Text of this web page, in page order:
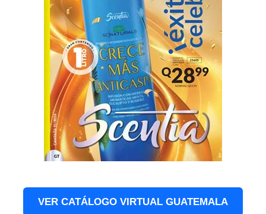
VER CATÁLOGO VIRTUAL GUATEMALA